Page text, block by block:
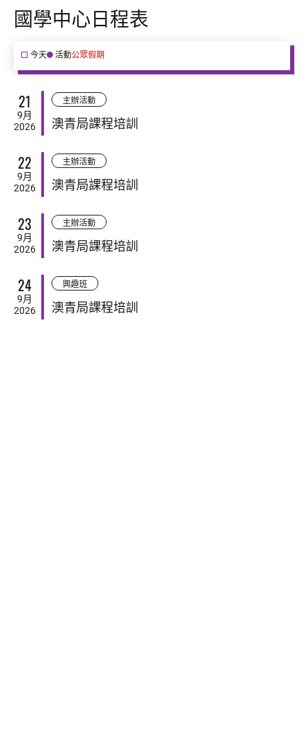
國學中心日程表
今天 活動公眾假期
21
9月
2026
主辦活動
澳青局課程培訓
22
9月
2026
主辦活動
澳青局課程培訓
23
9月
2026
主辦活動
澳青局課程培訓
24
9月
2026
興趣班
澳青局課程培訓